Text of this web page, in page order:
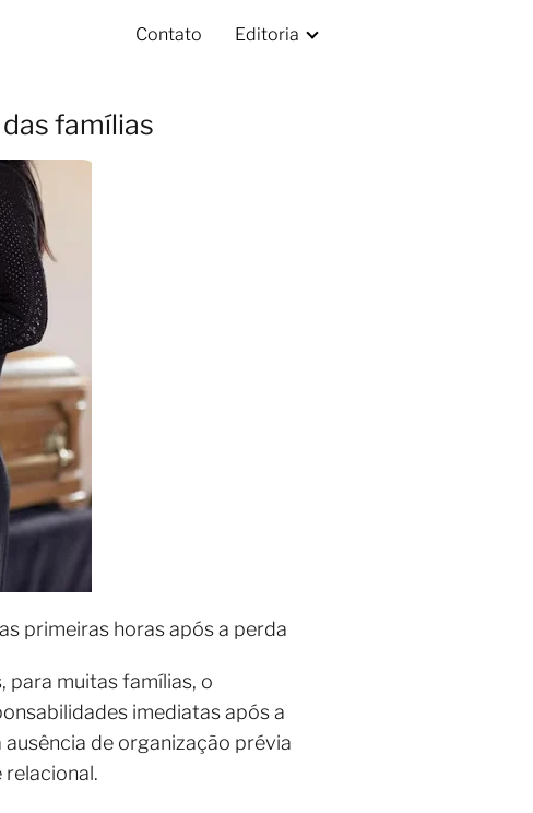
Contato Editoria
famílias
primeiras horas após a perda
para muitas famílias, o
imediatas após a
de organização prévia